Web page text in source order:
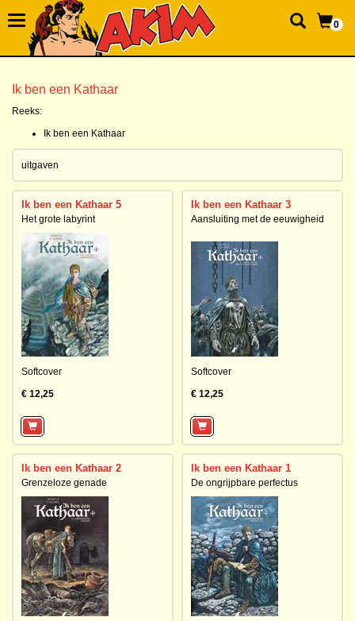
0
Ik ben een Kathaar
Reeks:
Ik ben een Kathaar
uitgaven
Ik ben een Kathaar 5
Het grote labyrint
Softcover
€ 12,25
Ik ben een Kathaar 3
Aansluiting met de eeuwigheid
Softcover
€ 12,25
Ik ben een Kathaar 2
Grenzeloze genade
Ik ben een Kathaar 1
De ongrijpbare perfectus